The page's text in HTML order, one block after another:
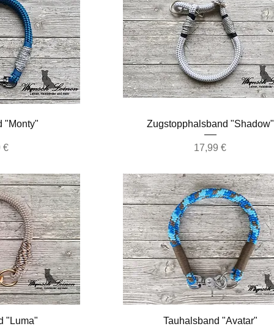
"Monty"
€
Schnellansicht
Zugstopphalsband "Shadow"
Preis
17,99 €
"Luma" Schnellansicht
Tauhalsband "Avatar"